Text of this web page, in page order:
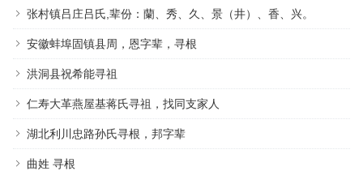
张村镇吕庄吕氏,辈份：蘭、秀、久、景（井）、香、兴。
安徽蚌埠固镇县周，恩字辈，寻根
洪洞县祝希能寻祖
仁寿大革燕屋基蒋氏寻祖，找同支家人
湖北利川忠路孙氏寻根，邦字辈
曲姓 寻根